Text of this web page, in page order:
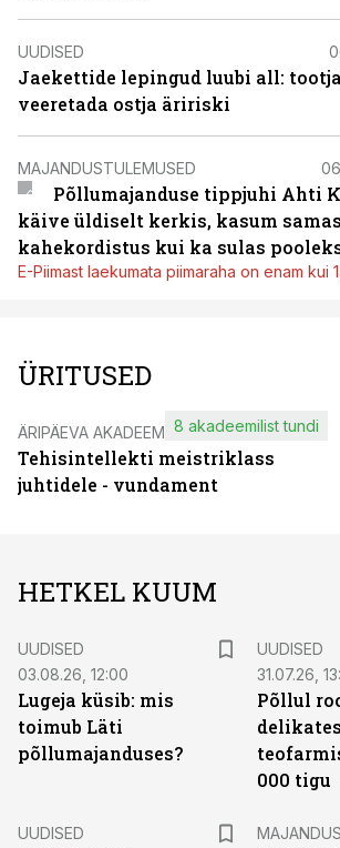
UUDISED
Jaekettide lepingud luubi all:
veeretada ostja äririski
MAJANDUSTULEMUSED
Põllumajanduse tippjuhi Ahti
käive üldiselt kerkis, kasum
kahekordistus kui ka sulas
E-Piimast laekumata piimaraha on enam kui
ÜRITUSED
ÄRIPÄEVA AKADEEMIA
Tehisintellekti meistriklass
juhtidele - vundament
8 akadeemilist tundi
HETKEL KUUM
UUDISED
03.08.26, 12:00
Lugeja küsib: mis
toimub Läti
põllumajanduses?
UUDISED
31.07.26,
Põllul
000 tigu
UUDISED